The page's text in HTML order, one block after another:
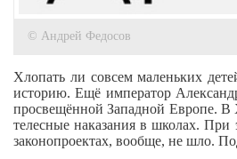
© Андрей Федосов
Хлопать ли совсем маленьких
историю. Ещё император
просвещённой Западной Европе. В
телесные наказания в школах.
законопроектах, вообще, не шло.